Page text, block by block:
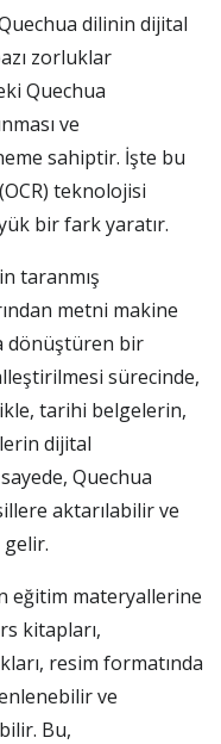
dilinin dijital
zorluklar
Quechua
ve
sahiptir. İşte bu
teknolojisi
bir fark yaratır.
taranmış
metni makine
dönüştüren bir
sürecinde,
tarihi belgelerin,
dijital
Quechua
aktarılabilir ve
gelir.
eğitim materyallerine
kitapları,
resim formatında
ve
Bu,